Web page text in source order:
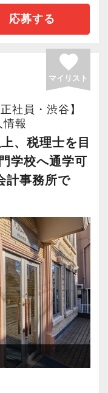
を実感しながら
何度でもチャレン
席を併用しなが
ームの班替えを
々な人と一緒
つ多彩なノウ
制を整えていま
点での交流もあ
問わず気軽に話
な手当制度あ
の他に、各種手
」と言われる
社の特徴です。
していて、や
アップできるこ
い想いのある
学生の間に、こ
に必要な専門
ーやAIに取って
す。
ことはコンピュ
とのコミュニケ
を一番に考え、
供しています。
ちでなくても安
取り組む企業
断認証制度」を
営労務診断実
社員が働きやす
てお待ちして
安なく働いてみ
スです】
ス。
立ち上げメンバ
た。
など最先端の技
特徴です。
学校が近くにあ
ッフが多く活躍
気で、全員がや
す！
など、急なお休
くご相談くださ
ら仕事を進めて
ださい。一人で
にサポートし
に質問でき、困
ローし合う風土
きます！
ートし、慣れて
務にもチャレン
ていく楽しさを
能や経験は必要
応募する
favorite
マイリスト
社員・渋谷】
情報
、税理士を目
学校へ通学可
計事務所で